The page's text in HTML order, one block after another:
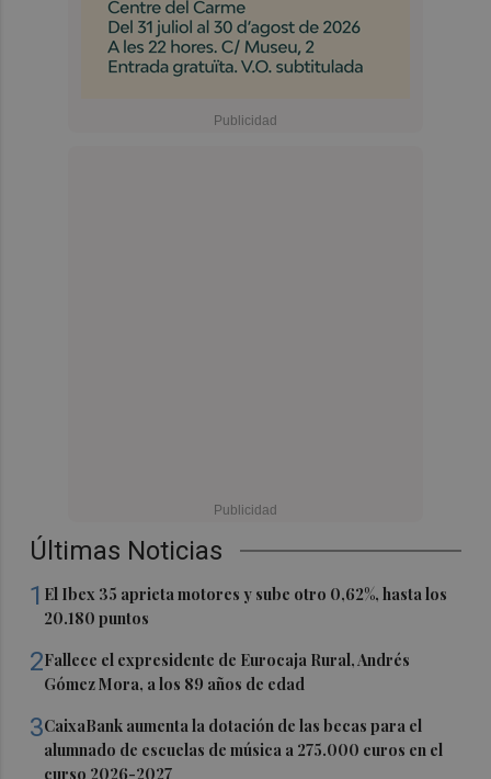
Últimas Noticias
1 El Ibex 35 aprieta motores y sube otro 0,62%, hasta los
20.180 puntos
2Fallece el expresidente de Eurocaja Rural, Andrés
Gómez Mora, a los 89 años de edad
3CaixaBank aumenta la dotación de las becas para el
alumnado de escuelas de música a 275.000 euros en el
curso 2026-2027